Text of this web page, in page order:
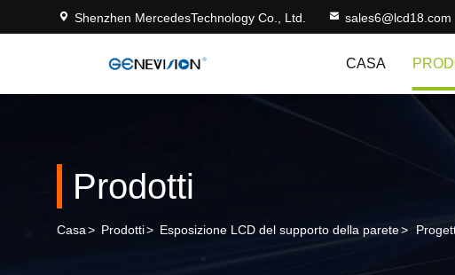
Shenzhen MercedesTechnology Co., Ltd. sales6@lcd18.com
CASA
Prodotti
Casa> Prodotti> Esposizione LCD del supporto della parete>